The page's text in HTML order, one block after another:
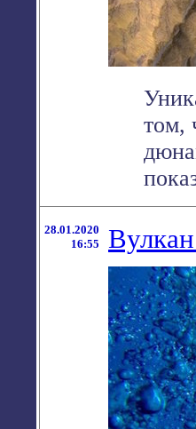
том,
28.01.2020
16:55